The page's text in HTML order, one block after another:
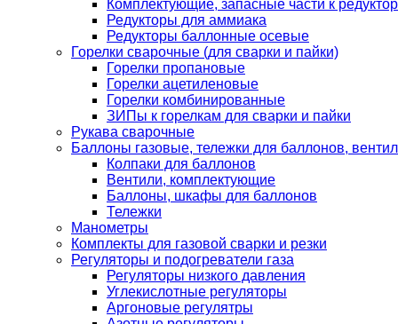
Комплектующие, запасные части к
Редукторы для аммиака
Редукторы баллонные осевые
Горелки сварочные (для сварки и пайки)
Горелки пропановые
Горелки ацетиленовые
Горелки комбинированные
ЗИПы к горелкам для сварки и пайки
Рукава сварочные
Баллоны газовые, тележки для баллонов,
Колпаки для баллонов
Вентили, комплектующие
Баллоны, шкафы для баллонов
Тележки
Манометры
Комплекты для газовой сварки и резки
Регуляторы и подогреватели газа
Регуляторы низкого давления
Углекислотные регуляторы
Аргоновые регулятры